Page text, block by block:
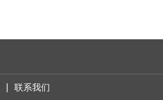
联系我们